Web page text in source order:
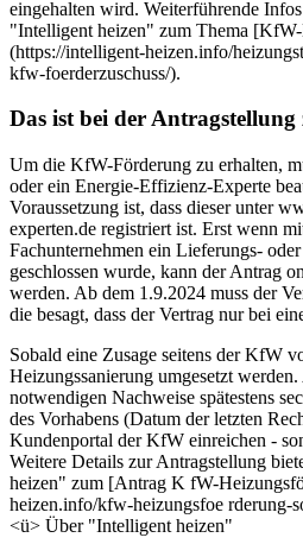
eingehalten wird. Weiterführende
"Intelligent heizen" zum Thema
(https://intelligent-heizen.info/
kfw-foerderzuschuss/).
Das ist bei der Antragstellung
Um die KfW-Förderung zu erhalten,
oder ein Energie-Effizienz-Experte
Voraussetzung ist, dass dieser unter
experten.de registriert ist. Erst wenn
Fachunternehmen ein Lieferungs-
geschlossen wurde, kann der Antrag
werden. Ab dem 1.9.2024 muss der
die besagt, dass der Vertrag nur bei
Sobald eine Zusage seitens der KfW
Heizungssanierung umgesetzt
notwendigen Nachweise spätestens
des Vorhabens (Datum der letzten
Kundenportal der KfW einreichen -
Weitere Details zur Antragstellung
heizen" zum [Antrag K fW-
heizen.info/kfw-heizungsfoe rderung-
<ü> Über "Intelligent heizen"